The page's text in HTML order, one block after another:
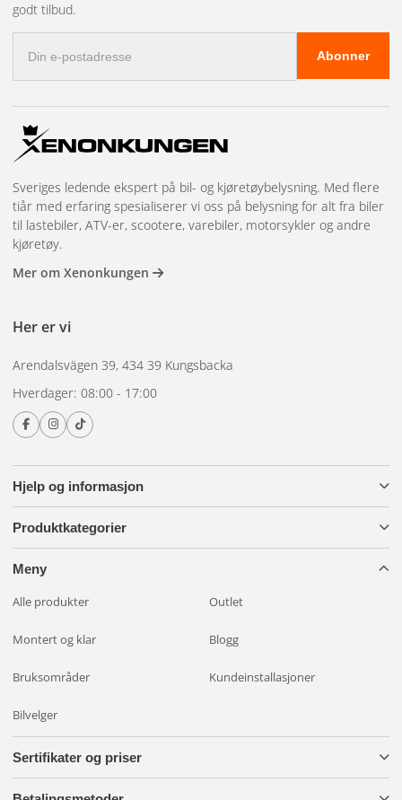
godt tilbud.
postadresse
Abonner
Hjelp og informasjon
Produktkategorier
Meny
Alle produkter Outlet
Montert og klar Blogg
Bruksområder Kundeinstallasjoner
Bilvelger
Sveriges ledende ekspert på bil- og kjøretøybelysning. Med flere
tiår med erfaring spesialiserer vi oss på belysning for alt fra biler
til lastebiler, ATV-er, scootere, varebiler, motorsykler og andre
kjøretøy.
Mer om Xenonkungen
Her er vi
Arendalsvägen 39, 434 39 Kungsbacka
Hverdager: 08:00 - 17:00
Sertifikater og priser